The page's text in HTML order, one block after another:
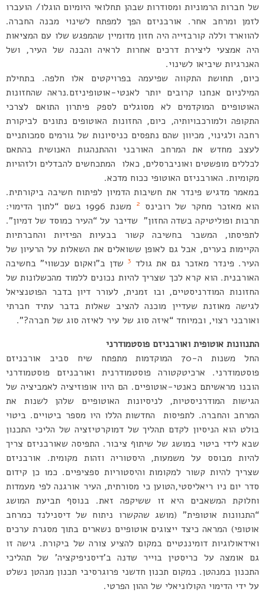
של חברות הרמוניות ומסודרות שבהן תחלואי היומיום הוגלו/ הועברו
לזמן ומרחב אחר. אורבניזם הפך למפתח לשינוי מבנה החברה.
להווארד וללה קורבזייה היה חזון מדומיין שהמפגש שלו עם המציאות
היה אמצעי ליצירת דרכים אחרות לראיה והבנה של העיר, ושל
האנרגיות שיביאו לשינוי.
כיום, תחושת התקווה שפיעמה בפרויקטים אלו חלפה. בתחילת
המילניום אנחנו קרובים יותר לאנטי-אוטופיניזם.נראה שהחזונות
האוטופיים המוקדמים לא מסוגלים לספק פיתרון התואם לצרכי
התקופה ולמורכבויותיה, כיום, החזונות האוטופים נתונים לביקורת
רחבה ולגינוי, מכיוון שהם נתפסים כניסיונות של גורמים סמכותניים
לעצב מחדש את המרחב האורבני וההתנהגות האנושית בהתאם
לכללים מופשטים ואוניברסלים, כאלו המתכחשים להבדלים ולזהויות
מקומיות. האורבניזם האוטופי ככוח מדכא.
במאמר מדגיש פינדר את חשיבות הדמיון לפיתוח חשיבה ביקורתית.
הוא מאזכר מחקר של רובינס
2
משנת 1996 בשם “לתוך הדימוי:
תרבות ופוליטיקה בשדה החזון” שדיבר על “העיר כמוסד של דמיון”.
לתפיסתו, המשבר בחשיבה קשור בבעיות הפיזיות והחברתיות
הקיימות בערים, אבל גם לאופן ששואלים את השאלות על הרעיון של
העיר. פינדר מאזכר גם את גולד 3שדן ב”ואקום עכשווי” בחשיבה
האורבנית. הוא קרא לכך שצריך להיות נכונים ללמוד מהכשלונות של
החזונות המודרניסטיים, ובו זמנית, לעורר דיון בדבר הפוטנציאל
לגישה מאוזנת שעדיין מוכנה להציב שאלות בדבר עתיד חברתי
ואורבני רצוי, ובמיוחד “איזה סוג של עיר לאיזה סוג של חברה?”.
התנוונות אוטופית ואורבניזם פוסטמודרני
החל משנות ה-70 המוקדמות מתפתח שיח סביב אורבניזם
פוסטמודרני. ארכיטקטורה פוסטמודרנית ואורבניזם פוסטמודרני
הובנו מראשיתם כאנטי-אוטופיים. הם היוו אופוזיציה לאמביציה של
הגישות המודרניסטיות, לניסיונות האוטופיים שלהן לשנות את
המרחב והחברה. לתפיסות החדשות הללו היו מספר ביטויים. ביטוי
בולט הוא הניסיון לקדם תהליך של דמוקרטיזציה של הליכי התכנון
שבא לידי ביטוי במושג של שיתוף ציבור. התפיסה שאורבניזם צריך
להיות מבוסס על משמעות, היסטוריה וזהות מקומית. אורבניזם
שצריך להיות קשור למקומות והיסטוריות ספציפיים. כמו כן קידום
סדר יום ניו ריאליסטי,הטוען כי מסורתית, העיר אורגנה לפי מעמדות
וחלוקת המשאבים היא זו ששיקפה זאת. בנוסף תביעת המושג
“התנוונות אוטופית” (מושג שהקשרו ניתוח של דיסנילנד כמרחב
אוטופי) המראה כיצד ייצוגים אוטופיים נשארים בתוך מסגרת ערכים
ואידאולוגיות דומיננטיים במקום להציע צורה של ביקורת. גישה זו
גם אומצה על כריסטין בוייר שדנה ב’דיסניפיקציה’ של תהליכי
התכנון במנהטן. במקום תכנון חדשני פרוגרסיבי תכנון מנהטן נשלט
על ידי הדימוי הקולוניאלי של ההון הפרטי.